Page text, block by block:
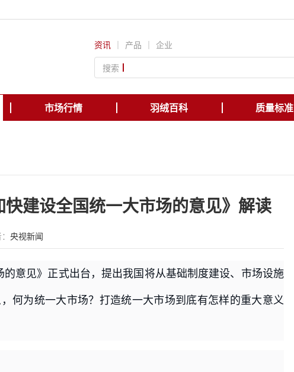
资讯 ｜ 产品 ｜ 企业
搜索
市场行情 羽绒百科 质量标准
快建设全国统一大市场的意见》解读
央视新闻
意见》正式出台，提出我国将从基础制度建设、市场设施
何为统一大市场？打造统一大市场到底有怎样的重大意义